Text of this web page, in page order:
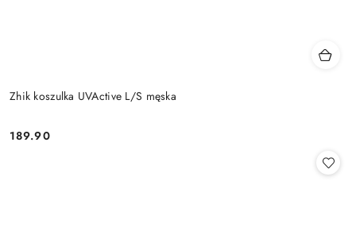
Zhik koszulka UVActive L/S męska
Cena:
189.90